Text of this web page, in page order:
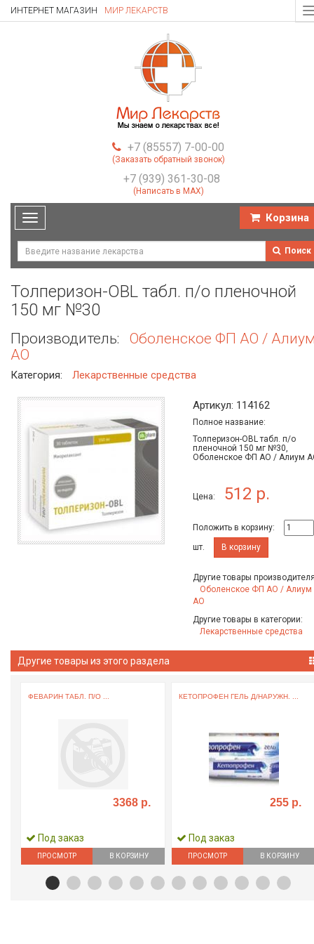
ИНТЕРНЕТ МАГАЗИН МИР ЛЕКАРСТВ
+7 (85557) 7-00-00
(Заказать обратный звонок)
+7 (939) 361-30-08
(Написать в MAX)
Toggle
navigation
Корзина
Поиск
Толперизон-OBL табл. п/о пленочной
150 мг №30
Производитель:
Оболенское ФП АО /
АО
Категория: Лекарственные средства
Артикул: 114162
Полное название:
Толперизон-OBL табл. п/о
пленочной 150 мг №30,
Оболенское ФП АО / Алиум
Цена: 512 р.
Положить в корзину:
шт.
В корзину
Другие товары
Оболенское ФП АО / Алиум
АО
Другие товары в категории:
Лекарственные средства
Другие товары из этого раздела
ФЕВАРИН ТАБЛ. П/О ...
3368 р.
Под заказ
ПРОСМОТР В КОРЗИНУ
КЕТОПРОФЕН ГЕЛЬ Д/НАРУЖН. ...
255 р.
Под заказ
ПРОСМОТР В КОРЗИНУ